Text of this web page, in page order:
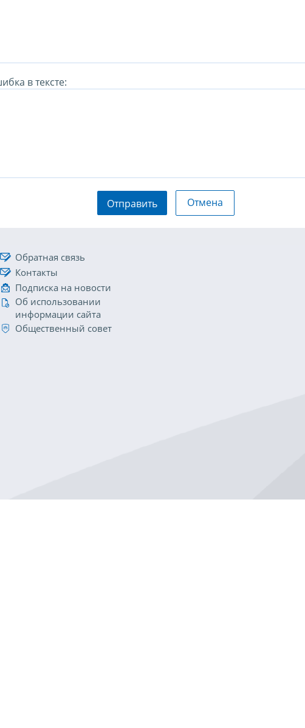
в тексте:
Отправить Отмена
Обратная связь
Контакты
Подписка на новости
Об использовании
информации сайта
Общественный совет